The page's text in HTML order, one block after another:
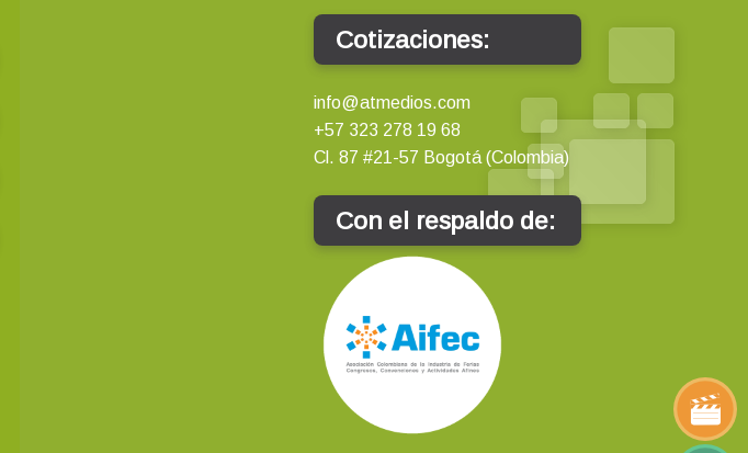
Cotizaciones:
info@atmedios.com
+57 323 278 19 68
Cl. 87 #21-57 Bogotá (Colombia)
Con el respaldo de: